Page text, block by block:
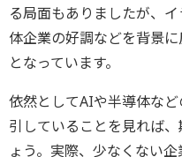
る局面もありましたが、
体企業の好調などを背景
となっています。
依然としてAIや半導体な
引していることを見れば
ょう。実際、少なくない